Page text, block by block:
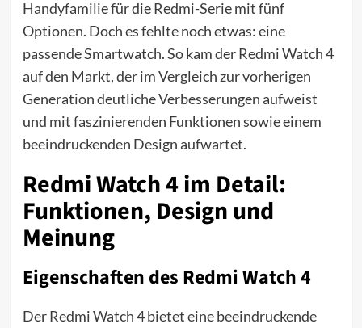
Handyfamilie für die Redmi-Serie mit fünf
Optionen. Doch es fehlte noch etwas: eine
passende Smartwatch. So kam der Redmi Watch 4
auf den Markt, der im Vergleich zur vorherigen
Generation deutliche Verbesserungen aufweist
und mit faszinierenden Funktionen sowie einem
beeindruckenden Design aufwartet.
Redmi Watch 4 im Detail:
Funktionen, Design und
Meinung
Eigenschaften des Redmi Watch 4
Der Redmi Watch 4 bietet eine beeindruckende